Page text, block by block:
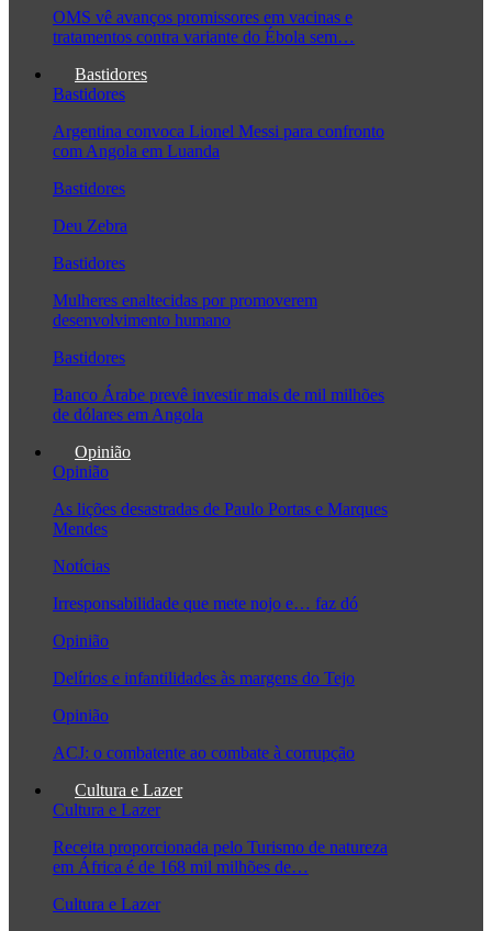
OMS vê avanços promissores em vacinas e
tratamentos contra variante do Ébola sem…
Bastidores
Bastidores
Argentina convoca Lionel Messi para confronto
com Angola em Luanda
Bastidores
Deu Zebra
Bastidores
Mulheres enaltecidas por promoverem
desenvolvimento humano
Bastidores
Banco Árabe prevê investir mais de mil milhões
de dólares em Angola
Opinião
Opinião
As lições desastradas de Paulo Portas e Marques
Mendes
Notícias
Irresponsabilidade que mete nojo e… faz dó
Opinião
Delírios e infantilidades às margens do Tejo
Opinião
ACJ: o combatente ao combate à corrupção
Cultura e Lazer
Cultura e Lazer
Receita proporcionada pelo Turismo de natureza
em África é de 168 mil milhões de…
Cultura e Lazer